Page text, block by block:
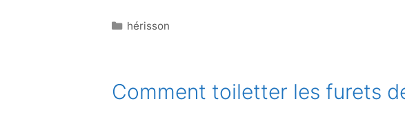
Catégories
hérisson
Comment toiletter les furets